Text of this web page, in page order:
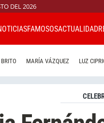
DEL 2026
FAMOSOSACTUALIDAD
MARÍA VÁZQUEZ LUZ